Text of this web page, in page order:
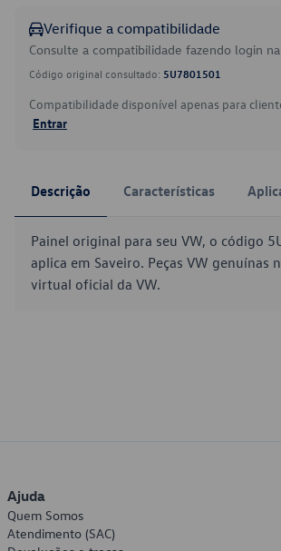
Verifique a compatibilidade
Consulte a compatibilidade fazendo login
Código original consultado: 5U7801501
Compatibilidade disponível apenas para
Entrar
Descrição Características
Painel original para seu VW, o código
aplica em Saveiro. Peças VW genuínas
virtual oficial da VW.
Ajuda
Quem Somos
Atendimento (SAC)